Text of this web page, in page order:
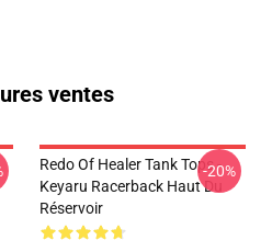
ventes
Redo Of Healer Tank Tops -
Keyaru Racerback Haut Du
Réservoir
-20%